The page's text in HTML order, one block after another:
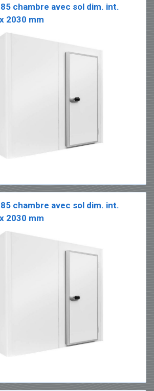
chambre avec sol dim. int.
2030 mm
chambre avec sol dim. int.
2030 mm